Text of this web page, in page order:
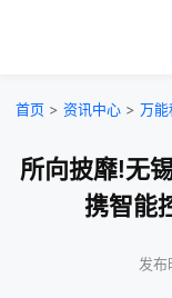
首页 > 资讯中心 > 万能
所向披靡!无
携智能
发